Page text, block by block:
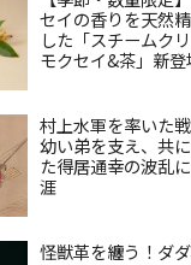
セイの香りを天然
した「スチームク
モクセイ&茶」新登
村上水軍を率いた
幼い弟を支え、共
た得居通幸の波乱
涯
怪獣革を纏う！ダ